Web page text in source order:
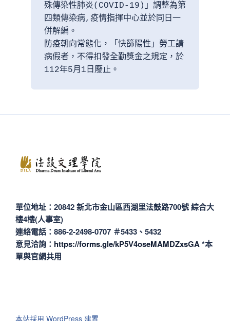
殊傳染性肺炎(COVID-19)」調整為第
四類傳染病,疫情指揮中心並於同日一
併解編。
防疫朝向常態化，「快篩陽性」勞工請
病假者，不得扣發全勤獎金之規定，於
112年5月1日廢止。
單位地址：20842 新北市金山區西湖里法鼓路700號 綜合大
樓4樓(人事室)
連絡電話：886-2-2498-0707 ＃5433、5432
意見洽詢： https://forms.gle/kP5V4oseMAMDZxsGA*本
單與官網共用
本站採用 WordPress 建置